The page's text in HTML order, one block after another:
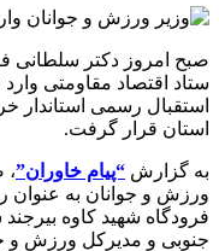
صبح امروز‌‌ دکتر سلطانی
ستاد اقتصاد مقاومتی
استقبال رسمی استاندار
استان قرار گرفت.
به گزارش “پیام خاوران”،
ورزش و جوانان به عنوان
فرودگاه شهید کاوه
جنوبی و مدیرکل ورزش و